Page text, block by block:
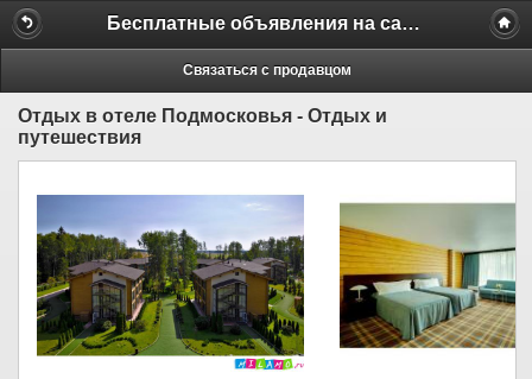
Бесплатные объявления на сайте MILAMO.ru
Связаться с продавцом
Отдых в отеле Подмосковья - Отдых и
путешествия